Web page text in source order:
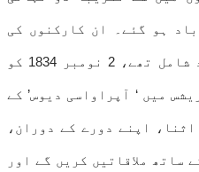
ہو گئے۔ ان کارکنوں کی
پہلی کھیپ، جس میں 36 افراد شامل تھے، 2 نومبر 1834 کو
میں ‘ آپراواسی دیوس’ کے
اپنے دورے کے دوران،
ساتھ ملاقاتیں کریں گے اور